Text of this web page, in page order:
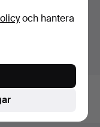
transporter till
och hantera